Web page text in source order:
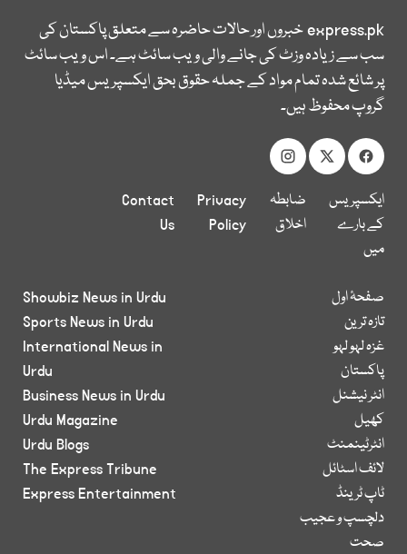
express.pkخبروں اور حالات حاضرہ سے متعلق پاکستان کی
سب سے زیادہ وزٹ کی جانے والی ویب سائٹ ہے۔ اس ویب سائٹ
پر شائع شدہ تمام مواد کے جملہ حقوق بحق ایکسپریس میڈیا
گروپ محفوظ ہیں۔
ایکسپریس
کے بارے
میں
ضابطہ
اخلاق
Privacy
Policy
Contact
Us
صفحۂ اول
تازہ ترین
غزہ لہو لہو
پاکستان
انٹر نیشنل
کھیل
انٹرٹینمنٹ
لائف اسٹائل
ٹاپ ٹرینڈ
دلچسپ و عجیب
صحت
Showbiz News in Urdu
Sports News in Urdu
International News in
Urdu
Business News in Urdu
Urdu Magazine
Urdu Blogs
The Express Tribune
Express Entertainment